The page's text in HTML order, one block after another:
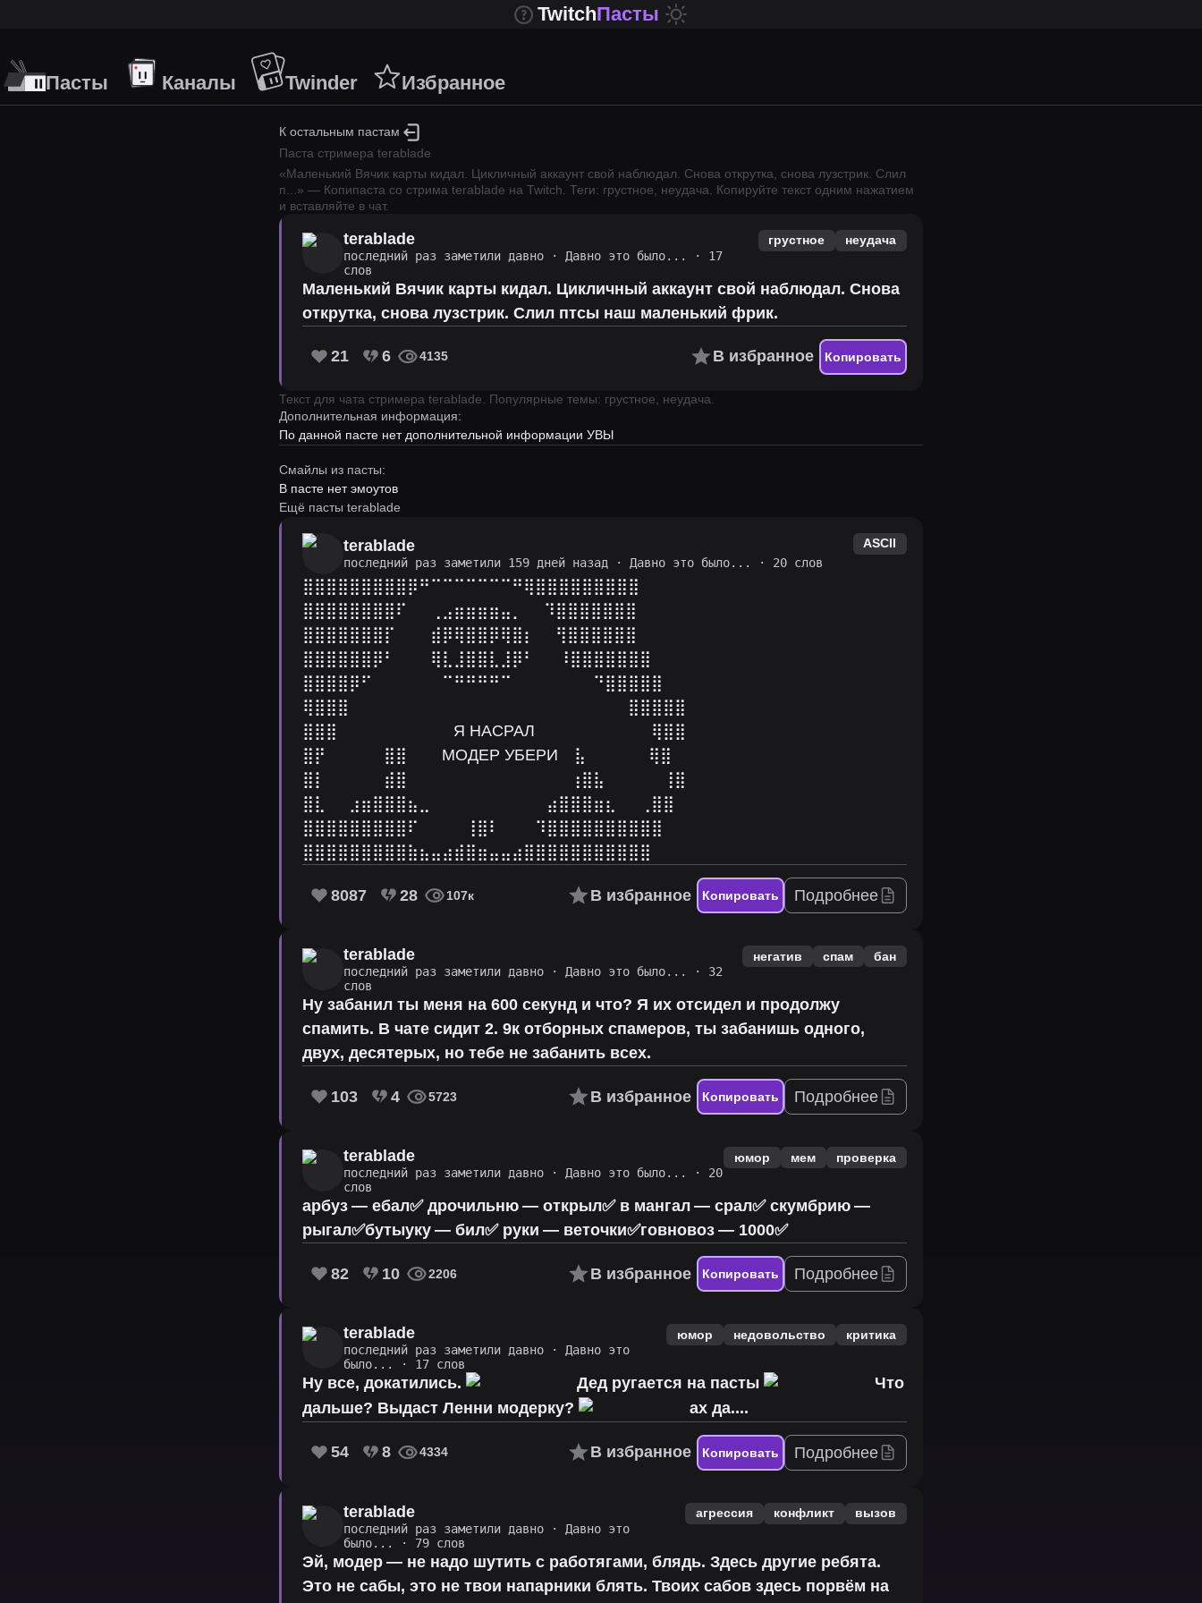
TwitchПасты
Пасты Каналы Twinder Избранное
К остальным пастам
Паста стримера terablade
«Маленький Вячик карты кидал. Цикличный аккаунт свой наблюдал. Снова открутка, снова лузстрик. Слил
п
» — Копипаста со стрима terablade на Twitch. Теги: грустное, неудача.
Копируйте текст одним нажатием
и вставляйте в чат.
terablade
последний раз заметили давно · Давно это было...
· 17
слов
грустное неудача
Маленький Вячик карты кидал. Цикличный аккаунт свой наблюдал. Снова
открутка, снова лузстрик. Слил птсы наш маленький фрик.
21 6 4135 В избранное Копировать
Текст для чата стримера terablade
Популярные темы: грустное, неудача.
Дополнительная информация:
По данной пасте нет дополнительной информации УВЫ
Смайлы из пасты:
В пасте нет эмоутов
Ещё пасты terablade
terablade
последний раз заметили 159 дней назад · Давно это было... · 20 слов
ASCII
⣿⣿⣿⣿⣿⣿⣿⣿⣿⡿⠛⠉⠉⠉⠉⠉⠉⠉⠛⢿⣿⣿⣿⣿⣿⣿⣿⣿⣿
⣿⣿⣿⣿⣿⣿⣿⣿⠏⠀⠀⢀⣠⣶⣶⣶⣶⣤⡀ ⠀ ⠹⣿⣿⣿⣿⣿⣿⣿
⣿⣿⣿⣿⣿⣿⣿⡏⠀⠀⠀⣾⡿⢿⣿⣿⡿⢿⣿⡆ ⠀ ⢻⣿⣿⣿⣿⣿⣿
⣿⣿⣿⣿⣿⣿⡿⠃⠀⠀⠀⢿⣇⣸⣿⣿⣇⣸⡿⠃⠀⠀⠸⣿⣿⣿⣿⣿⣿⣿
⣿⣿⣿⣿⡿⠋⠀⠀⠀⠀⠀⠀⠉⠛⠛⠛⠛⠉⠀⠀⠀⠀⠀⠀⠀⠙⣿⣿⣿⣿⣿
⢿⣿⣿⣿⠀⠀⠀⠀⠀⠀⠀⠀⠀⠀⠀⠀⠀⠀⠀⠀⠀⠀⠀⠀⠀⠀⠀⠀⣿⣿⣿⣿⣿
⣿⣿⣿⠀⠀⠀⠀⠀⠀⠀⠀⠀⠀Я НАСРАЛ⠀⠀⠀⠀⠀⠀⠀⠀⠀⠀⢿⣿⣿
⣿⡟⠀⠀⠀⠀⠀⣿⣿⠀⠀⠀МОДЕР УБЕРИ⠀ ⣧⠀⠀⠀⠀⠀ ⢿⣿
⣿⡇⠀⠀⠀⠀⠀⣾⣿⠀⠀⠀⠀⠀⠀⠀⠀⠀⠀⠀⠀⠀⠀⢰⣿⣧⠀⠀⠀⠀⠀⢸⣿
⣿⣇⠀⠀⣰⣶⣿⣿⣿⣦⣀⠀⠀⠀⠀⠀⠀⠀⠀⠀⠀⣴⣿⣿⣿⣶⣆⠀⠀⢀⣿⣿
⣿⣿⣿⣿⣿⣿⣿⣿⣿⠏⠀⠀⠀⠀⢸⣿⠇⠀⠀⠀⠹⣿⣿⣿⣿⣿⣿⣿⣿⣿⣿
⣿⣿⣿⣿⣿⣿⣿⣿⣿⣷⣦⣤⣴⣾⣿⣶⣤⣤⣴⣿⣿⣿⣿⣿⣿⣿⣿⣿⣿⣿
8087 28 107к В избранное Копировать Подробнее
terablade
последний раз заметили давно · Давно это было...
· 32
слов
негатив спам бан
Ну забанил ты меня на 600 секунд и что? Я их отсидел и продолжу
спамить. В чате сидит 2. 9к отборных спамеров, ты забанишь одного,
двух, десятерых, но тебе не забанить всех.
103 4 5723 В избранное Копировать Подробнее
terablade
последний раз заметили давно · Давно это было...
· 20
слов
юмор мем проверка
арбуз — ебал✅ дрочильню — открыл✅ в мангал — срал✅ скумбрию —
рыгал✅бутыуку — бил✅ руки — веточки✅говновоз — 1000✅
82 10 2206 В избранное Копировать Подробнее
terablade
последний раз заметили давно ·
Давно это
было...
· 17 слов
юмор недовольство критика
Ну все, докатились. Дед ругается на пасты
Что
дальше? Выдаст Ленни модерку?
ах да....
54 8 4334 В избранное Копировать Подробнее
terablade
последний раз заметили давно ·
Давно это
было...
· 79 слов
агрессия конфликт вызов
Эй, модер — не надо шутить с работягами, блядь. Здесь другие ребята.
Это не сабы, это не твои напарники блять. Твоих сабов здесь порвём на